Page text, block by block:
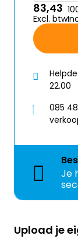
83,43
Excl. btw
22.00
085
Je
Upload je